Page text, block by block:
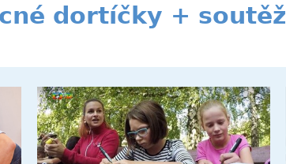
dortíčky + soutěž